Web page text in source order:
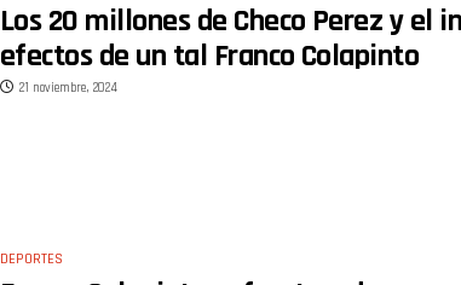
Los 20 millones de Checo Perez y el
efectos de un tal Franco Colapinto
21 noviembre, 2024
DEPORTES